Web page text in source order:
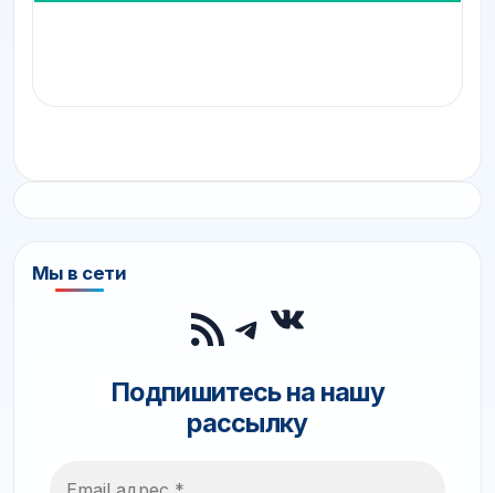
Мы в сети
RSS-лента
Telegram
ВКонтакте
Подпишитесь на нашу
рассылку